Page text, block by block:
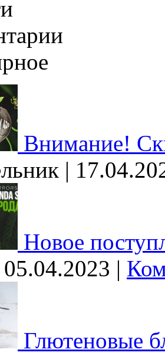
Внимание!
|
Новое
|
Глютеновые